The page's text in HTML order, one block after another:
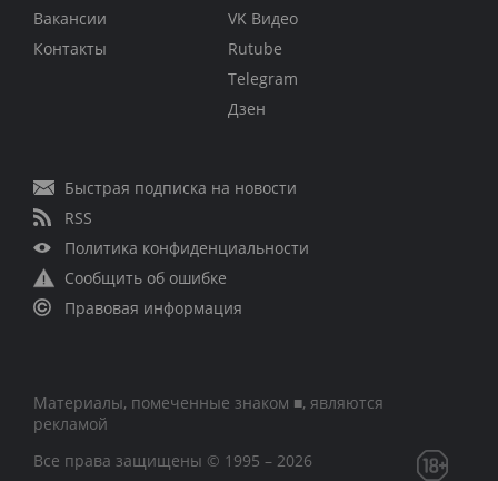
Вакансии
Контакты
VK Видео
Rutube
Telegram
Дзен
Быстрая подписка на новости
RSS
Политика конфиденциальности
Сообщить об ошибке
Правовая информация
Материалы, помеченные знаком ■, являются
рекламой
Все права защищены © 1995 – 2026